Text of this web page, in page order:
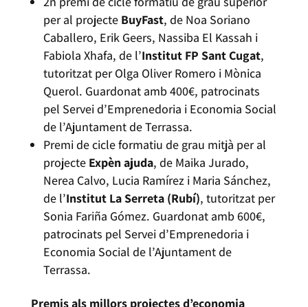
per al projecte BuyFast, de Noa Soriano
Caballero, Erik Geers, Nassiba El Kassah i
Fabiola Xhafa, de l’Institut FP Sant Cugat,
tutoritzat per Olga Oliver Romero i Mònica
Querol. Guardonat amb 400€, patrocinats
pel Servei d’Emprenedoria i Economia Social
de l’Ajuntament de Terrassa.
Premi de cicle formatiu de grau mitjà per al
projecte Expèn ajuda, de Maika Jurado,
Nerea Calvo, Lucia Ramírez i Maria Sánchez,
de l’Institut La Serreta (Rubí), tutoritzat per
Sonia Fariña Gómez. Guardonat amb 600€,
patrocinats pel Servei d’Emprenedoria i
Economia Social de l’Ajuntament de
Terrassa.
Premis als millors projectes d’economia